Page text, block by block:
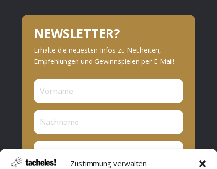
Zustimmung verwalten
NEWSLETTER?
Erhalte die neuesten Infos zu Neuheiten,
Empfehlungen und Gewinnspielen per E-Mail!